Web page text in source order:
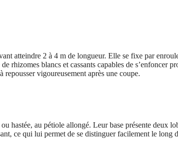
atteindre 2 à 4 m de longueur. Elle se fixe par
rhizomes blancs et cassants capables de s’enfoncer
repousser vigoureusement après une coupe.
hastée, au pétiole allongé. Leur base présente deux
ce qui lui permet de se distinguer facilement le long